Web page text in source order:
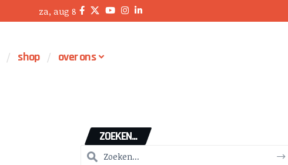
za, aug 8
shop over ons
ZOEKEN...